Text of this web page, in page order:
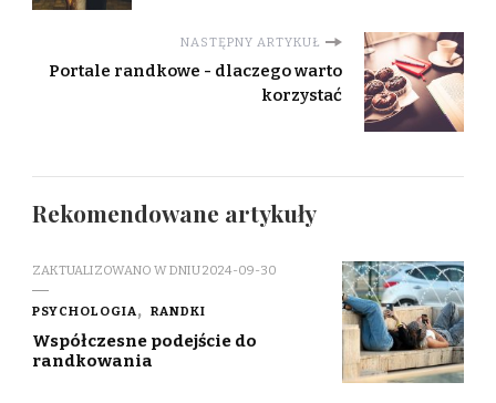
NASTĘPNY ARTYKUŁ
Portale randkowe - dlaczego warto
korzystać
Rekomendowane artykuły
ZAKTUALIZOWANO W DNIU2024-09-30
PSYCHOLOGIA RANDKI
Współczesne podejście do
randkowania